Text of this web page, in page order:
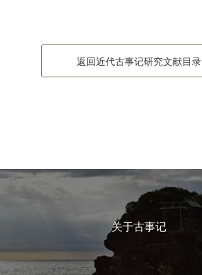
返回近代古事记研究文献目录
关于古事记